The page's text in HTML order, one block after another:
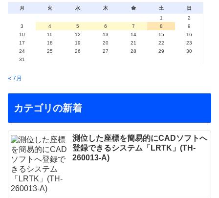
月 火 水 木 金 土
日
1
2
3
4 5 6 7 8
9
10
11 12 13 14 15
16
17
18 19 20 21 22
23
24
25 26 27 28 29
30
31
« 7月
カテゴリの新着
測位した座標を簡易的にCADソフトへ
登録できるシステム「LRTK」(TH-
260013-A)